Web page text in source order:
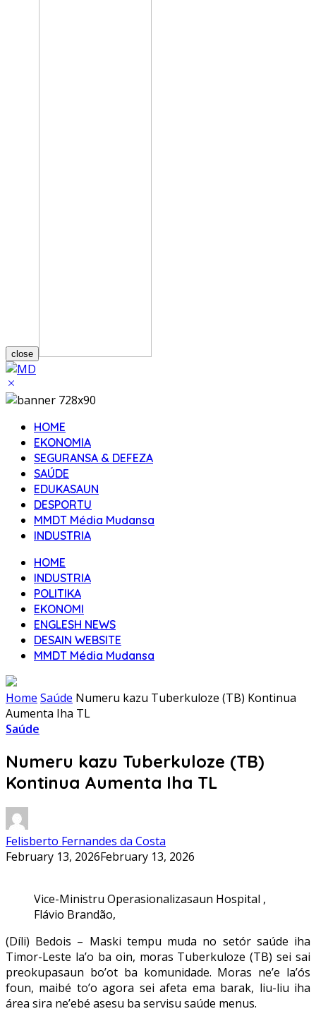
close
HOME
EKONOMIA
SEGURANSA & DEFEZA
SAÚDE
EDUKASAUN
DESPORTU
MMDT Média Mudansa
INDUSTRIA
HOME
INDUSTRIA
POLITIKA
EKONOMI
ENGLESH NEWS
DESAIN WEBSITE
MMDT Média Mudansa
Home Saúde Numeru kazu Tuberkuloze (TB) Kontinua
Aumenta Iha TL
Saúde
Numeru kazu Tuberkuloze (TB)
Kontinua Aumenta Iha TL
Felisberto Fernandes da Costa
February 13, 2026February 13, 2026
Vice-Ministru Operasionalizasaun Hospital ,
Flávio Brandão,
(Díli) Bedois – Maski tempu muda no setór saúde iha
Timor-Leste la’o ba oin, moras Tuberkuloze (TB) sei sai
preokupasaun bo’ot ba komunidade. Moras ne’e la’ós
foun, maibé to’o agora sei afeta ema barak, liu-liu iha
área sira ne’ebé asesu ba servisu saúde menus.